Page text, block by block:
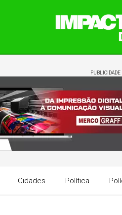
PUBLICIDADE
Cidades Política